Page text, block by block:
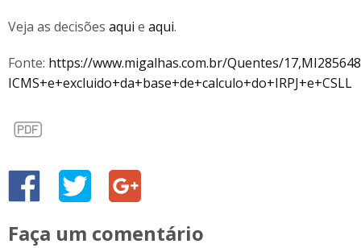
Veja as decisões aqui e aqui.
Fonte: https://www.migalhas.com.br/Quentes/
ICMS+e+excluido+da+base+de+calculo+do+IRPJ+e+CSLL
Faça um comentário